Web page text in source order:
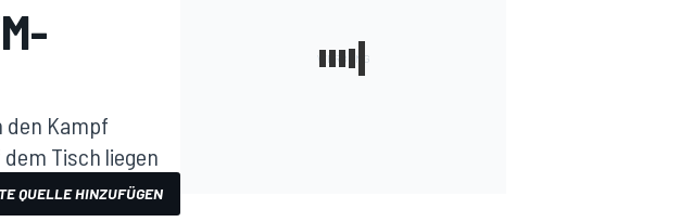
T
den Kampf
Tisch liegen
QUELLE HINZUFÜGEN